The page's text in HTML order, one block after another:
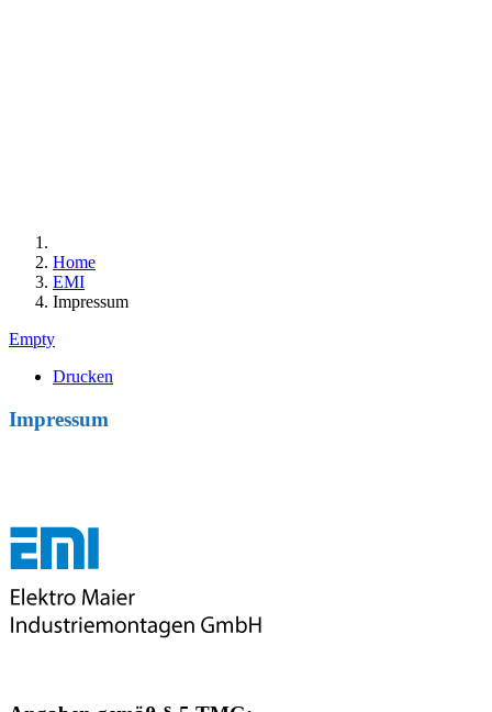
Home
EMI
Impressum
Empty
Drucken
Impressum